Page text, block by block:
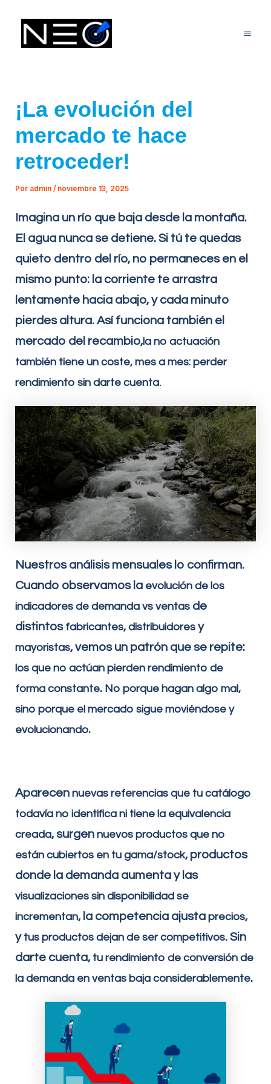
contenido
¡La evolución del
mercado te hace
retroceder!
Por admin/ noviembre 13, 2025
Imagina un río que baja desde la montaña.
El agua nunca se detiene. Si tú te quedas
quieto dentro del río, no permaneces en el
mismo punto: la corriente te arrastra
lentamente hacia abajo, y cada minuto
pierdes altura. Así funciona también el
mercado del recambio,la no actuación
también tiene un coste, mes a mes: perder
rendimiento sin darte cuenta.
Nuestros análisis mensuales lo confirman.
Cuando observamos la evolución de los
indicadores de demandavs ventas de
distintos fabricantes,distribuidores y
mayoristas, vemos un patrón que se repite:
los que no actúan pierden rendimiento de
forma constante. No porque hagan algo mal,
sino porque el mercado sigue moviéndose y
evolucionando.
Aparecen nuevas referencias que tu catálogo
todavía noidentifica ni tiene la equivalencia
creada, surgennuevos productos que no
están cubiertos en tu gama/stock, productos
donde la demanda aumenta y las
visualizaciones sin disponibilidad se
incrementan, la competencia ajustaprecios,
y tus productos dejan de ser competitivos. Sin
darte cuenta, tu rendimientode conversión de
la demanda en ventas baja considerablemente.